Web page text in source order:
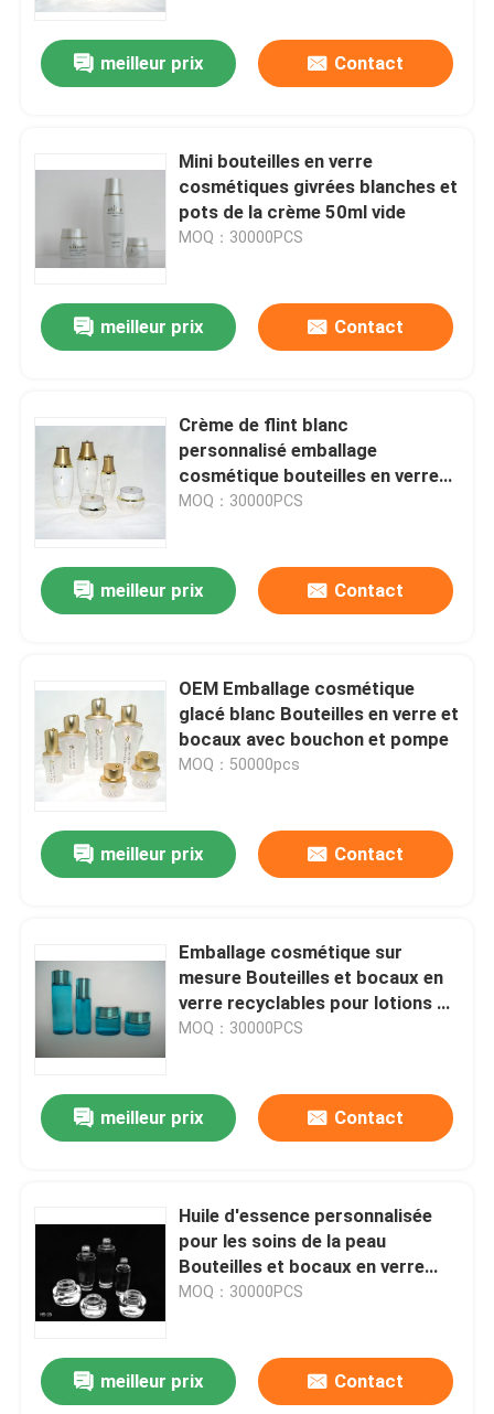
À la maison
Produits
Visite de l'usine
Contrôle de la qualité
Nous contacter
Bouteilles en verre vides
Bouteilles en verre de parfum
meilleur prix Contact
Mini bouteilles en verre
cosmétiques givrées blanches et
pots de la crème 50ml vide
MOQ：30000PCS
meilleur prix Contact
Crème de flint blanc
personnalisé emballage
cosmétique bouteilles en verre
et bocaux 80ML 30ML
MOQ：30000PCS
meilleur prix Contact
OEM Emballage cosmétique
glacé blanc Bouteilles en verre et
bocaux avec bouchon et pompe
MOQ：50000pcs
meilleur prix Contact
Emballage cosmétique sur
mesure Bouteilles et bocaux en
verre recyclables pour lotions et
crèmes pour le visage
MOQ：30000PCS
meilleur prix Contact
Huile d'essence personnalisée
pour les soins de la peau
Bouteilles et bocaux en verre
cosmétiques
MOQ：30000PCS
meilleur prix Contact